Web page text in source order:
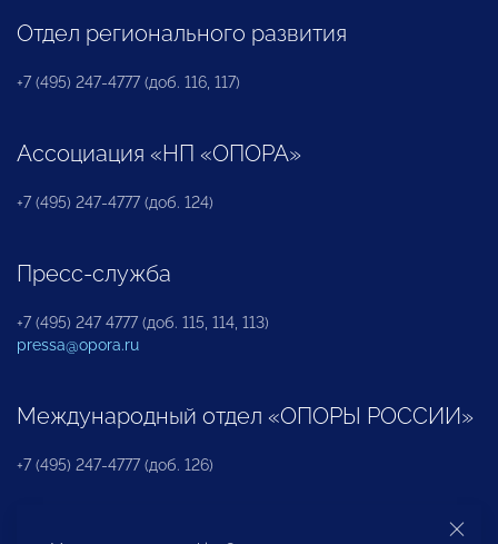
Отдел регионального развития
+7 (495) 247-4777 (доб. 116, 117)
Ассоциация «НП «ОПОРА»
+7 (495) 247-4777 (доб. 124)
Пресс-служба
+7 (495) 247 4777 (доб. 115, 114, 113)
pressa@opora.ru
Международный отдел «ОПОРЫ РОССИИ»
+7 (495) 247-4777 (доб. 126)
Бюро по защите прав предпринимателей и